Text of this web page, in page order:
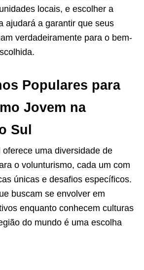
locais, e escolher a
ajudará a garantir que seus
verdadeiramente para o bem-
Populares para
Jovem na
Sul
oferece uma diversidade de
o volunturismo, cada um com
únicas e desafios específicos.
buscam se envolver em
enquanto conhecem culturas
do mundo é uma escolha